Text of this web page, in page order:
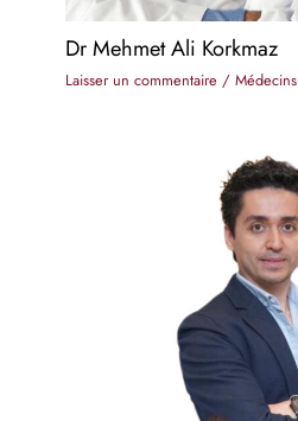
Dr Mehmet Ali Korkmaz
Laisser un commentaire / Médecins